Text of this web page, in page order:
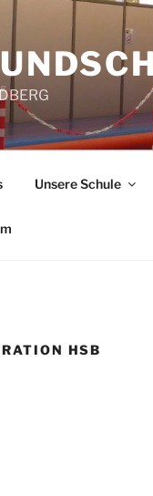
Unsere Schule
HSB